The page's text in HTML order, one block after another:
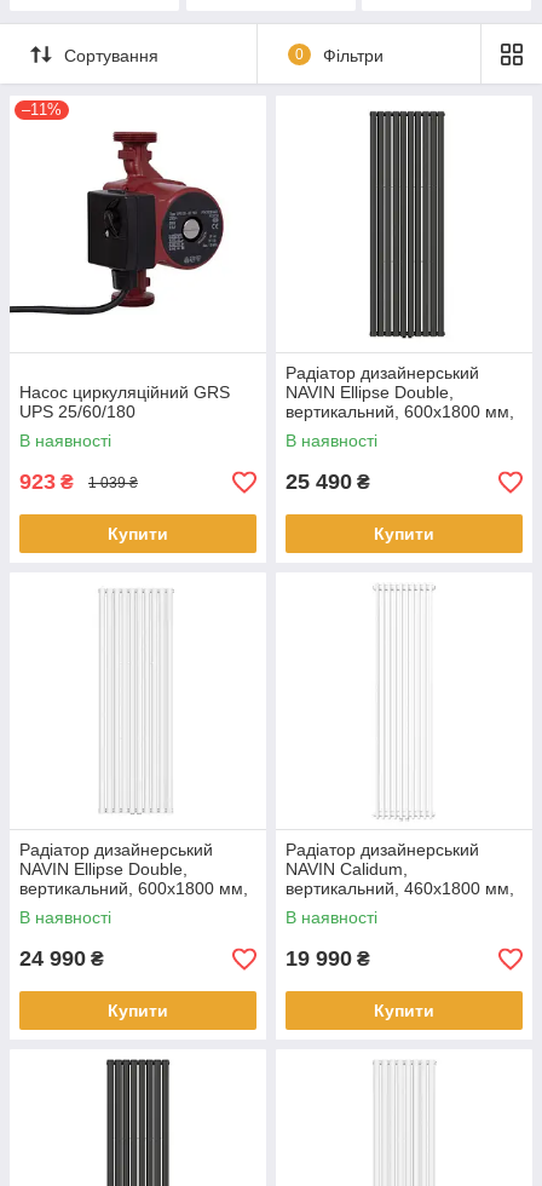
Сортування 0 Фільтри
–11%
Насос циркуляційний GRS
UPS 25/60/180
В наявності
923 ₴ 1 039 ₴
Купити
Радіатор дизайнерський
NAVIN Ellipse Double,
вертикальний, 600x1800 мм,
1915 Вт, нижнє підключення
50 мм, чорний муар
В наявності
25 490 ₴
Купити
Радіатор дизайнерський
NAVIN Ellipse Double,
вертикальний, 600x1800 мм,
1915 Вт, нижнє підключення
50 мм, білий
В наявності
24 990 ₴
Купити
Радіатор дизайнерський
NAVIN Calidum,
вертикальний, 460x1800 мм,
1657 Вт, нижнє підключення
50 мм, білий
В наявності
19 990 ₴
Купити